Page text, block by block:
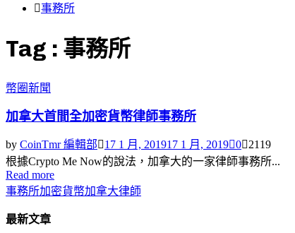
事務所
Tag : 事務所
幣圈新聞
加拿大首間全加密貨幣律師事務所
by CoinTmr 編輯部 17 1 月, 201917 1 月, 2019 0
2119
根據Crypto Me Now的說法，加拿大的一家律師事務所...
Read more
事務所加密貨幣加拿大律師
最新文章